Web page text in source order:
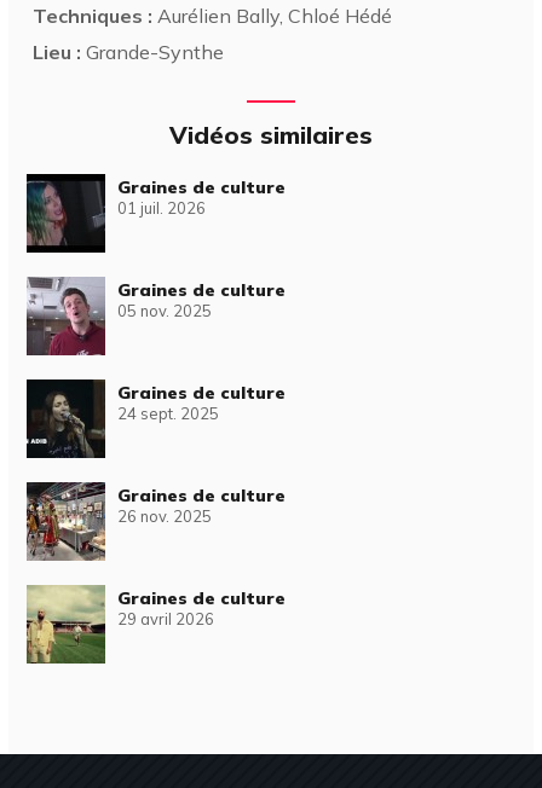
Techniques : Aurélien Bally, Chloé Hédé
Lieu : Grande-Synthe
Vidéos similaires
Graines de culture
01 juil. 2026
Graines de culture
05 nov. 2025
Graines de culture
24 sept. 2025
Graines de culture
26 nov. 2025
Graines de culture
29 avril 2026